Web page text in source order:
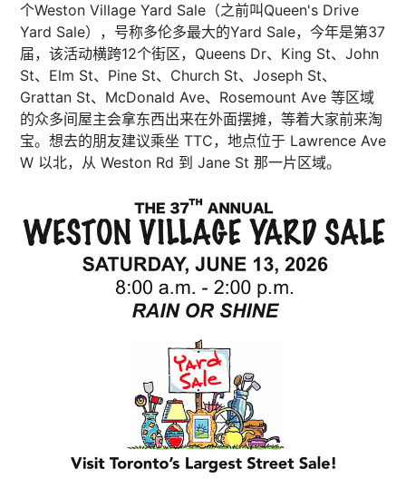
个Weston Village Yard Sale（之前叫Queen's Drive
Yard Sale），号称多伦多最大的Yard Sale，今年是第37
届，该活动横跨12个街区，Queens Dr、King St、John
St、Elm St、Pine St、Church St、Joseph St、
Grattan St、McDonald Ave、Rosemount Ave 等区域
的众多间屋主会拿东西出来在外面摆摊，等着大家前来淘
宝。想去的朋友建议乘坐 TTC，地点位于 Lawrence Ave
W 以北，从 Weston Rd 到 Jane St 那一片区域。